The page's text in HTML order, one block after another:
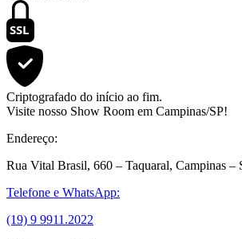
SSL
Criptografado do início ao fim.
Visite nosso Show Room em Campinas/SP!
Endereço:
Rua Vital Brasil, 660 – Taquaral, Campinas –
Telefone e WhatsApp:
(19) 9 9911.2022